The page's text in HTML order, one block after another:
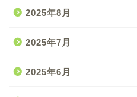
2025年8月
2025年7月
2025年6月